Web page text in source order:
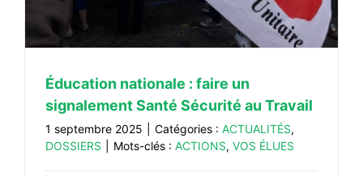
Éducation nationale : faire un
signalement Santé Sécurité au Travail
1 septembre 2025 Catégories : ACTUALITÉS,
DOSSIERS
Mots-clés : ACTIONS, VOS ÉLUES